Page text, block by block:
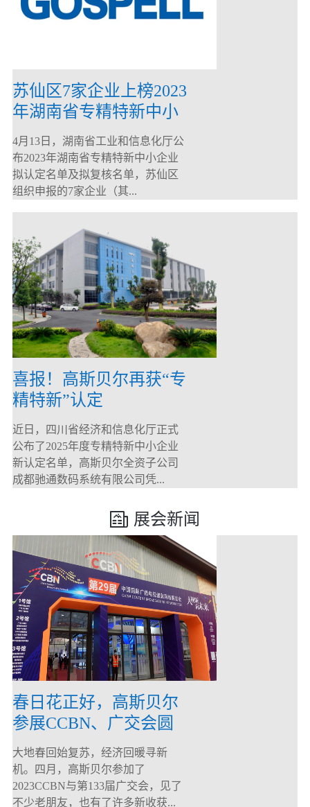
苏仙区7家企业上榜2023
年湖南省专精特新中小
企业
4月13日，湖南省工业和信息化厅公
布2023年湖南省专精特新中小企业
拟认定名单及拟复核名单，苏仙区
组织申报的7家企业（其...
喜报！高斯贝尔再获“专
精特新”认定
近日，四川省经济和信息化厅正式
公布了2025年度专精特新中小企业
新认定名单，高斯贝尔全资子公司
成都驰通数码系统有限公司凭...
展会新闻
春日花正好，高斯贝尔
参展CCBN、广交会圆
满落幕！
大地春回始复苏，经济回暖寻新
机。四月，高斯贝尔参加了
2023CCBN与第133届广交会，见了
不少老朋友，也有了许多新收获...